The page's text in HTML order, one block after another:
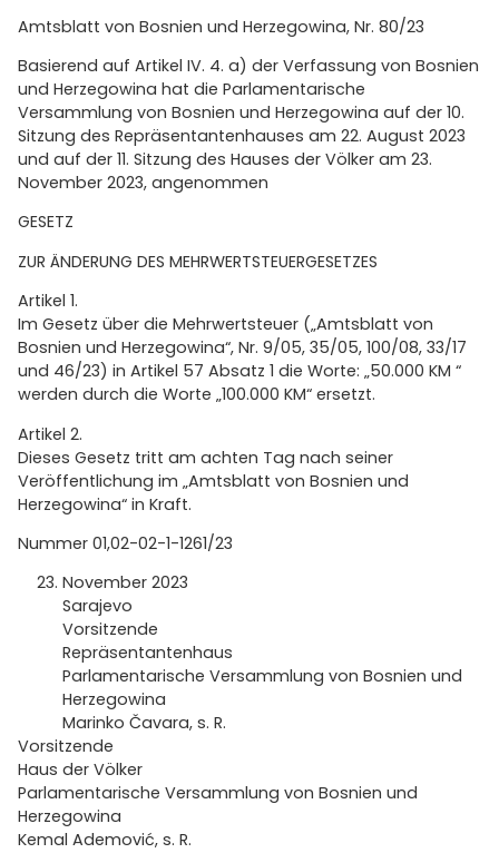
Amtsblatt von Bosnien und Herzegowina, Nr. 80/23
Basierend auf Artikel IV. 4. a) der Verfassung von Bosnien
und Herzegowina hat die Parlamentarische
Versammlung von Bosnien und Herzegowina auf der 10.
Sitzung des Repräsentantenhauses am 22. August 2023
und auf der 11. Sitzung des Hauses der Völker am 23.
November 2023, angenommen
GESETZ
ZUR ÄNDERUNG DES MEHRWERTSTEUERGESETZES
Artikel 1.
Im Gesetz über die Mehrwertsteuer („Amtsblatt von
Bosnien und Herzegowina“, Nr. 9/05, 35/05, 100/08, 33/17
und 46/23) in Artikel 57 Absatz 1 die Worte: „50.000 KM “
werden durch die Worte „100.000 KM“ ersetzt.
Artikel 2.
Dieses Gesetz tritt am achten Tag nach seiner
Veröffentlichung im „Amtsblatt von Bosnien und
Herzegowina“ in Kraft.
Nummer 01,02-02-1-1261/23
November 2023
Sarajevo
Vorsitzende
Repräsentantenhaus
Parlamentarische Versammlung von Bosnien und
Herzegowina
Marinko Čavara, s. R.
Vorsitzende
Haus der Völker
Parlamentarische Versammlung von Bosnien und
Herzegowina
Kemal Ademović, s. R.